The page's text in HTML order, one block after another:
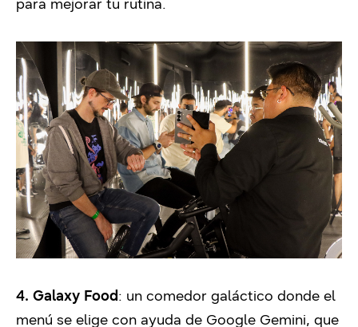
para mejorar tu rutina.
4. Galaxy Food: un comedor galáctico donde el
menú se elige con ayuda de Google Gemini, que